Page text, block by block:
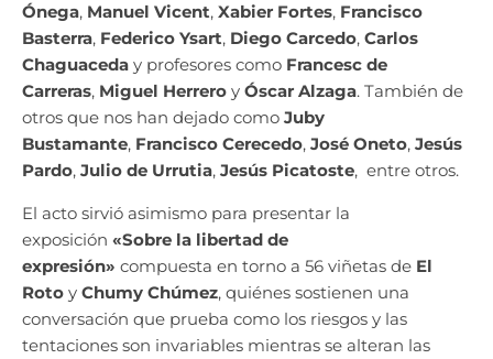
Ónega, Manuel Vicent, Xabier Fortes, Francisco
Basterra, Federico Ysart, Diego Carcedo, Carlos
Chaguaceda y profesores como Francesc de
Carreras, Miguel Herrero y Óscar Alzaga. También de
otros que nos han dejado como Juby
Bustamante, Francisco Cerecedo, José Oneto, Jesús
Pardo, Julio de Urrutia, Jesús Picatoste, entre otros.
El acto sirvió asimismo para presentar la
exposición «Sobre la libertad de
expresión» compuesta en torno a 56 viñetas de El
Roto y Chumy Chúmez, quiénes sostienen una
conversación que prueba como los riesgos y las
tentaciones son invariables mientras se alteran las